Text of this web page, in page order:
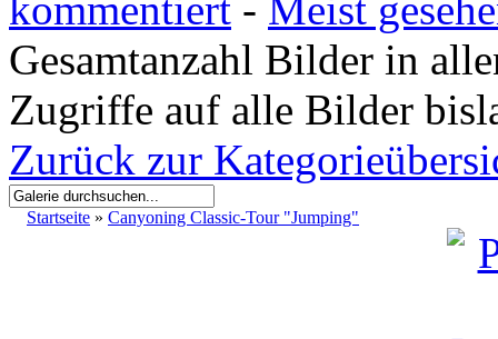
Gesamtanzahl Bilder in
Zugriffe auf alle Bilder
Zurück zur
Startseite » Canyoning Classic-Tour "Jumping"